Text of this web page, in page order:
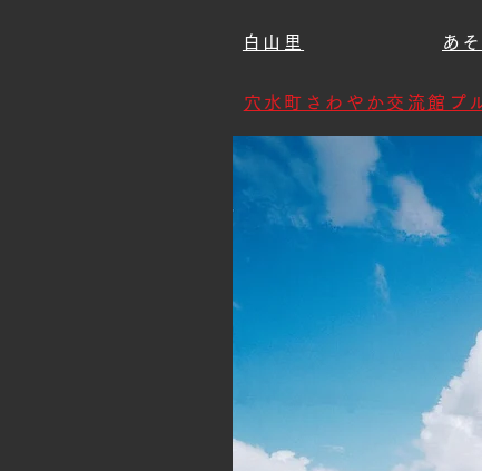
白山里 あ
穴水町さわやか交流館プ